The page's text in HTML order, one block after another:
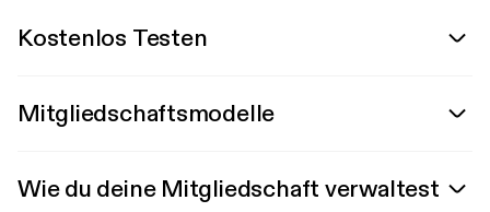
Kostenlos Testen
Mitgliedschaftsmodelle
Wie du deine Mitgliedschaft verwaltest